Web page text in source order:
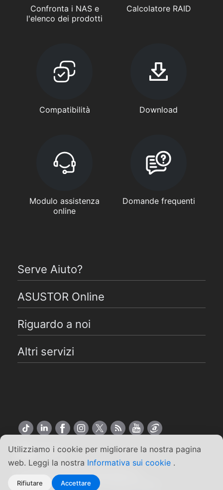
Utilizziamo i cookie per migliorare la nostra pagina
web. Leggi la nostra Informativa sui cookie .
Rifiutare Accettare
Confronta i NAS e
l'elenco dei prodotti
Calcolatore RAID
Compatibilità Download
Modulo assistenza
online
Domande frequenti
Serve Aiuto?
ASUSTOR Online
Riguardo a noi
Altri servizi
Italiano
Copyright ©2026 ASUSTOR Inc.
Termini e condizioni
|